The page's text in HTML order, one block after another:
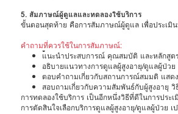
5. สัมภาษณ์ผู้ดูแลและทดลองใช้บริการ
ขั้นตอนสุดท้าย คือการสัมภาษณ์ผู้ดูแล เพื่อประเมิ
คำถามที่ควรใช้ในการสัมภาษณ์:
•แนะนำประสบการณ์ คุณสมบัติ และหลักสูต
อธิบายแนวทางการดูแลผู้สูงอายุ/ดูแลผู้ป่ว
ตอบคำถามเกี่ยวกับสถานการณ์สมมติ แสด
สอบถามเกี่ยวกับความสัมพันธ์กับผู้สูงอายุ วิ
การทดลองใช้บริการ เป็นอีกหนึ่งวิธีที่ดีในการปร
การตัดสินใจเลือกบริการดูแลผู้สูงอายุ/ดูแลผู้ป่ว